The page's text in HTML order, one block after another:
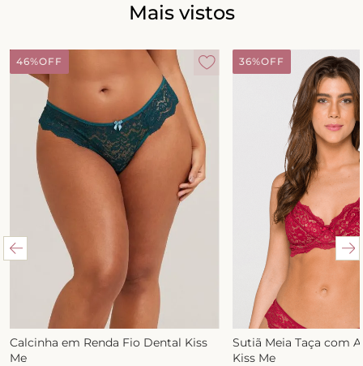
Mais vistos
46%OFF
Calcinha em Renda Fio Dental Kiss
Me
36%OFF
Sutiã Meia Taça com
Kiss Me